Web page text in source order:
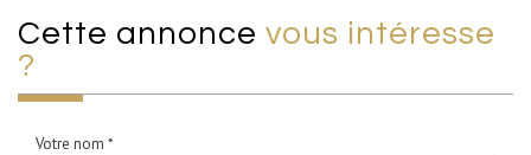
cette annonce vous intéresse
?
Votre nom *